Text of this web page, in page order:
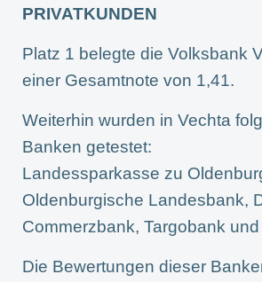
PRIVATKUNDEN
Platz 1 belegte die Volksbank
einer Gesamtnote von 1,41.
Weiterhin wurden in Vechta
Banken getestet:
Landessparkasse zu
Oldenburgische Landesbank,
Commerzbank, Targobank
Die Bewertungen dieser